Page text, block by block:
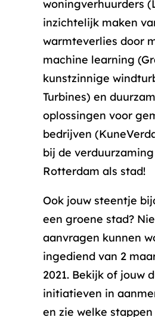
woningverhuurders
inzichtelijk maken
warmteverlies door
machine learning
kunstzinnige
Turbines) en
oplossingen voor
bedrijven
bij de
Rotterdam als stad!
Ook jouw steentje
een groene stad?
aanvragen kunnen
ingediend van 2
2021. Bekijk of jouw
initiatieven in
en zie welke